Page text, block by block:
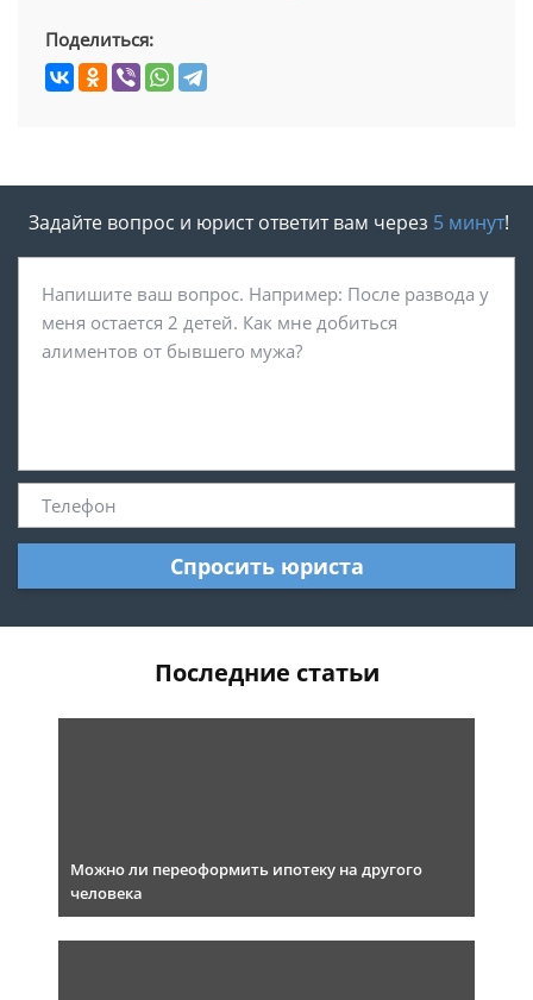
Поделиться:
Задайте вопрос и юрист ответит вам через 5 минут!
Спросить юриста
Последние статьи
Можно ли переоформить ипотеку на другого
человека